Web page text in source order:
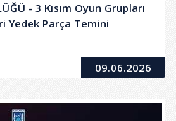
- 3 Kısım Oyun Grupları
Yedek Parça Temini
09.06.2026